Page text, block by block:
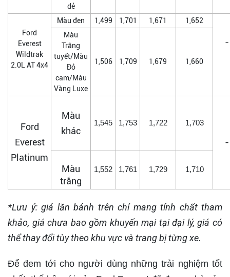
dẻ
Ford
Everest
Wildtrak
2.0L AT 4x4
Màu đen 1,499 1,701 1,671 1,652
-
Màu
Trắng
tuyết/Màu
Đỏ
cam/Màu
Vàng Luxe
1,506 1,709 1,679 1,660
Ford
Everest
Platinum
Màu
khác
1,545 1,753 1,722 1,703
-
Màu
trắng
1,552 1,761 1,729 1,710
*Lưu ý: giá lăn bánh trên chỉ mang tính chất tham
khảo, giá chưa bao gồm khuyến mại tại đại lý, giá có
thể thay đổi tùy theo khu vực và trang bị từng xe.
Để đem tới cho người dùng những trải nghiệm tốt